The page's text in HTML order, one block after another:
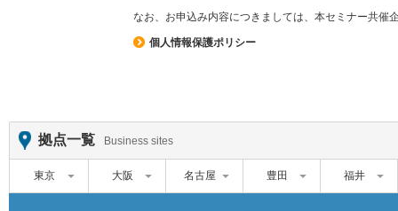
なお、お申込み内容につきましては、本セミナー共催
個人情報保護ポリシー
拠点一覧 Business sites
東京 大阪 名古屋 豊田 福井